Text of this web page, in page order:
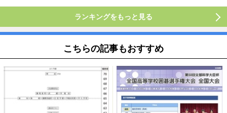
ランキングをもっと見る
こちらの記事もおすすめ